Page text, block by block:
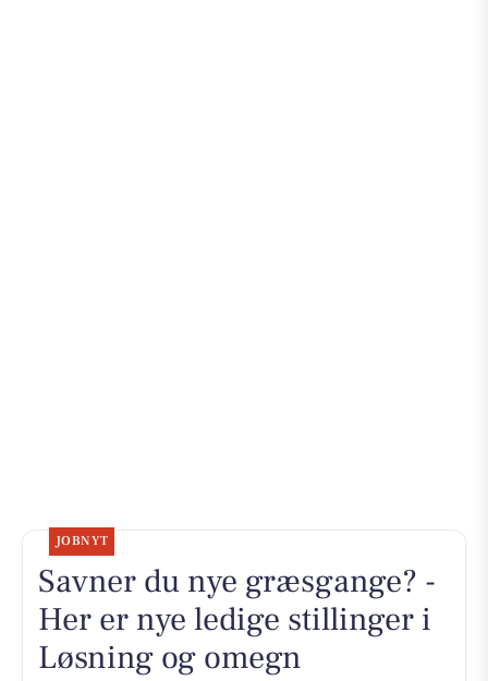
JOBNYT
Savner du nye græsgange? -
Her er nye ledige stillinger i
Løsning og omegn